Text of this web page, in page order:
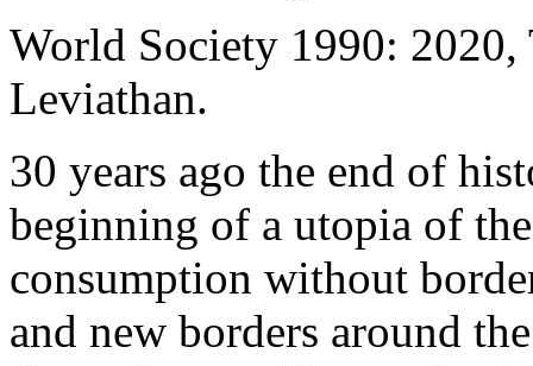
World Society 1990: 2020,
Leviathan.
30 years ago the end of
beginning of a utopia of
consumption without
and new borders around